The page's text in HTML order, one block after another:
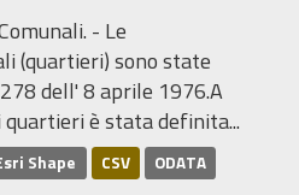
- Le
(quartieri) sono state
dell' 8 aprile 1976.A
quartieri è stata definita...
Shape CSV ODATA